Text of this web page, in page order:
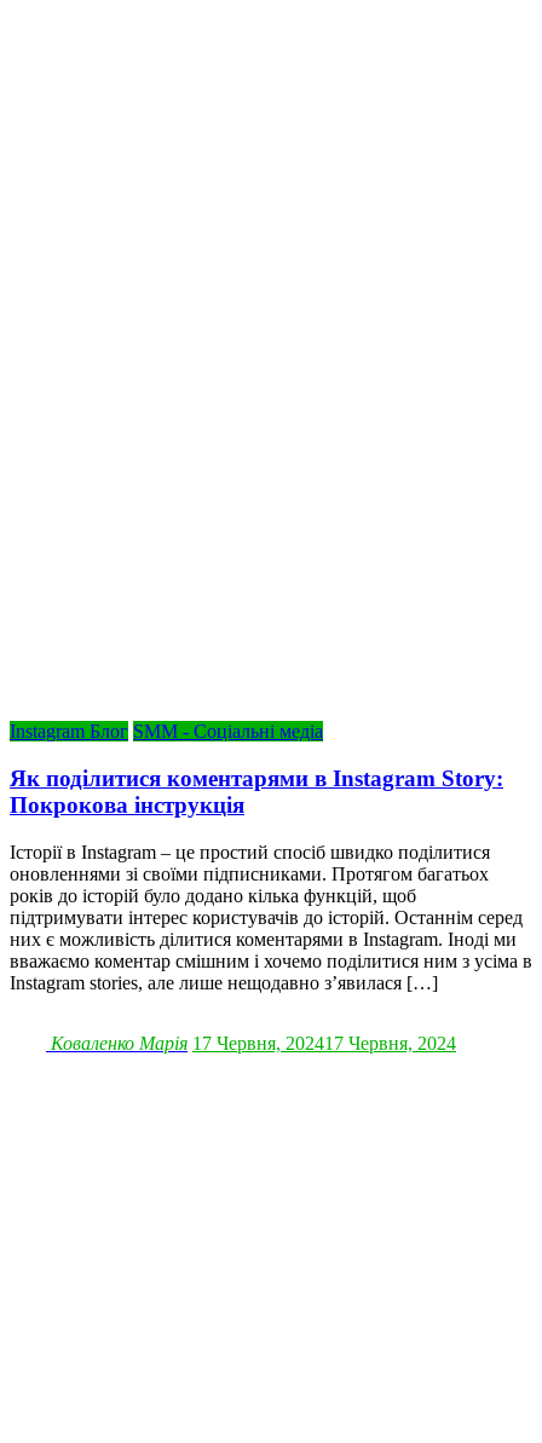
Instagram Блог SMM - Соціальні медіа
Як поділитися коментарями в Instagram Story:
Покрокова інструкція
Історії в Instagram – це простий спосіб швидко поділитися
оновленнями зі своїми підписниками. Протягом багатьох
років до історій було додано кілька функцій, щоб
підтримувати інтерес користувачів до історій. Останнім серед
них є можливість ділитися коментарями в Instagram. Іноді ми
вважаємо коментар смішним і хочемо поділитися ним з усіма в
Instagram stories, але лише нещодавно з’явилася […]
Коваленко Марія 17 Червня, 202417 Червня, 2024